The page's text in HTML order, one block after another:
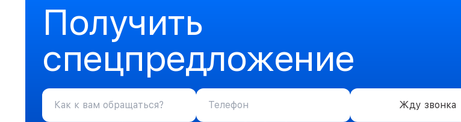
Получить
спецпредложение
Жду звонка